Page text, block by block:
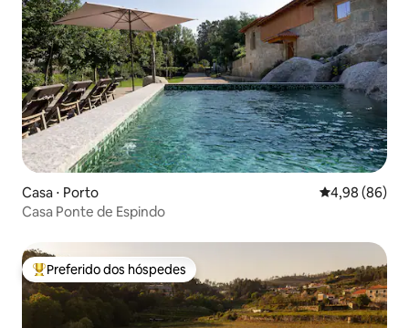
Casa ⋅ Porto 4,98 de uma
4,98 (86)
Casa Ponte de Espindo
Entre os melhores preferidos dos hóspedes
Preferido dos hóspedes